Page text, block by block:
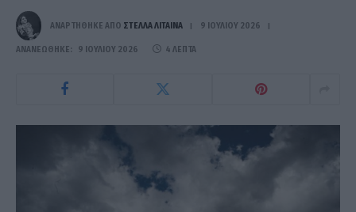
ΑΝΑΡΤΗΘΗΚΕ ΑΠΟ ΣΤΈΛΛΑ ΛΊΤΑΙΝΑ 9 ΙΟΥΛΊΟΥ 2026
ΑΝΑΝΕΏΘΗΚΕ: 9 ΙΟΥΛΊΟΥ 2026 4 ΛΕΠΤΆ